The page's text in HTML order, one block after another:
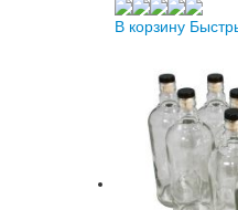
В корзину